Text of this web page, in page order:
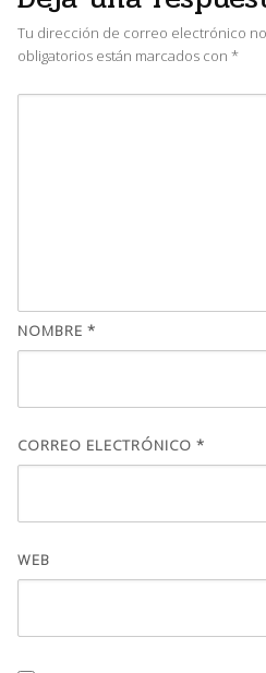
Tu dirección de correo electrónico
obligatorios están marcados con *
NOMBRE *
CORREO ELECTRÓNICO *
WEB